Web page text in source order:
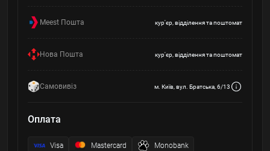
Meest Пошта кур'єр, відділення та поштомат
Нова Пошта кур'єр, відділення та поштомат
Самовивіз м. Київ, вул. Братська, 6/13
Оплата
Visa Mastercard Monobank